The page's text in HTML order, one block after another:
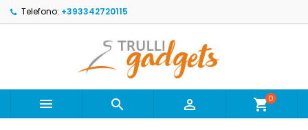
Telefono: +393342720115
   shopping_cart0